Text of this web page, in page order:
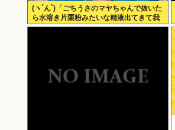
(ヽ´ん`)「ごちうさのマヤちゃんで抜いた
ら水溶き片栗粉みたいな精液出てきて我
ながらビビった」